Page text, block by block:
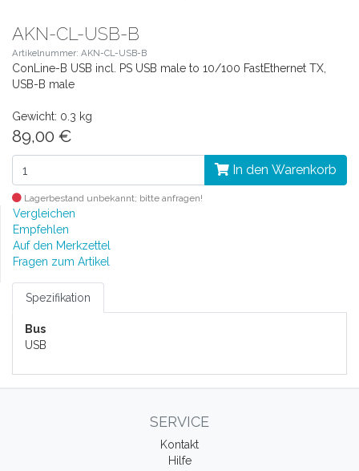
AKN-CL-USB-B
Artikelnummer: AKN-CL-USB-B
ConLine-B USB incl. PS USB male to 10/100 FastEthernet TX,
USB-B male
Gewicht: 0.3 kg
89,00 €
In den Warenkorb
Lagerbestand unbekannt; bitte anfragen!
Vergleichen
Empfehlen
Auf den Merkzettel
Fragen zum Artikel
Spezifikation
Bus
USB
SERVICE
Kontakt
Hilfe